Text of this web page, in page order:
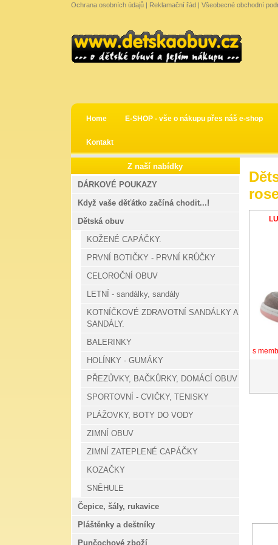
Ochrana osobních údajů | Reklamační řád | Všeobecné obchodní
Home E-SHOP - vše o nákupu přes náš e-shop
Kontakt
s
Z naší nabídky
DÁRKOVÉ POUKAZY
Když vaše děťátko začíná chodit...!
Dětská obuv
KOŽENÉ CAPÁČKY.
PRVNÍ BOTIČKY - PRVNÍ KRŮČKY
CELOROČNÍ OBUV
LETNÍ - sandálky, sandály
KOTNÍČKOVÉ ZDRAVOTNÍ SANDÁLKY A
SANDÁLY.
BALERINKY
HOLÍNKY - GUMÁKY
PŘEZŮVKY, BAČKŮRKY, DOMÁCÍ OBUV
SPORTOVNÍ - CVIČKY, TENISKY
PLÁŽOVKY, BOTY DO VODY
ZIMNÍ OBUV
ZIMNÍ ZATEPLENÉ CAPÁČKY
KOZAČKY
SNĚHULE
Čepice, šály, rukavice
Pláštěnky a deštníky
Punčochové zboží